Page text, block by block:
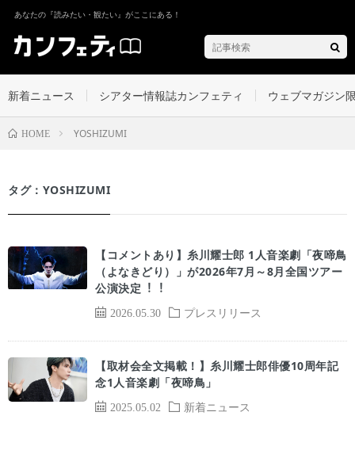
あなたの『読みたい・観たい』がここにある！
新着ニュース シアター情報誌カンフェティ ウェブマガジン
HOME YOSHIZUMI
タグ：YOSHIZUMI
2026.05.30 プレスリリース
【コメントあり】⽷川耀⼠郎 1⼈⾳楽劇「夜啼⿃
（よなきどり）」が2026年7⽉～8⽉全国ツアー
公演決定︕︕
2025.05.02 新着ニュース
【取材会全文掲載！】糸川耀士郎俳優10周年記
念1人音楽劇「夜啼鳥」